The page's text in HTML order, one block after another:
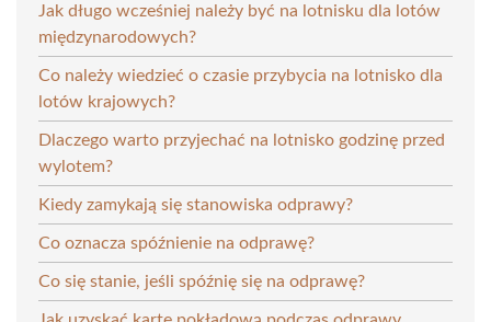
Jak długo wcześniej należy być na lotnisku dla lotów
międzynarodowych?
Co należy wiedzieć o czasie przybycia na lotnisko dla
lotów krajowych?
Dlaczego warto przyjechać na lotnisko godzinę przed
wylotem?
Kiedy zamykają się stanowiska odprawy?
Co oznacza spóźnienie na odprawę?
Co się stanie, jeśli spóźnię się na odprawę?